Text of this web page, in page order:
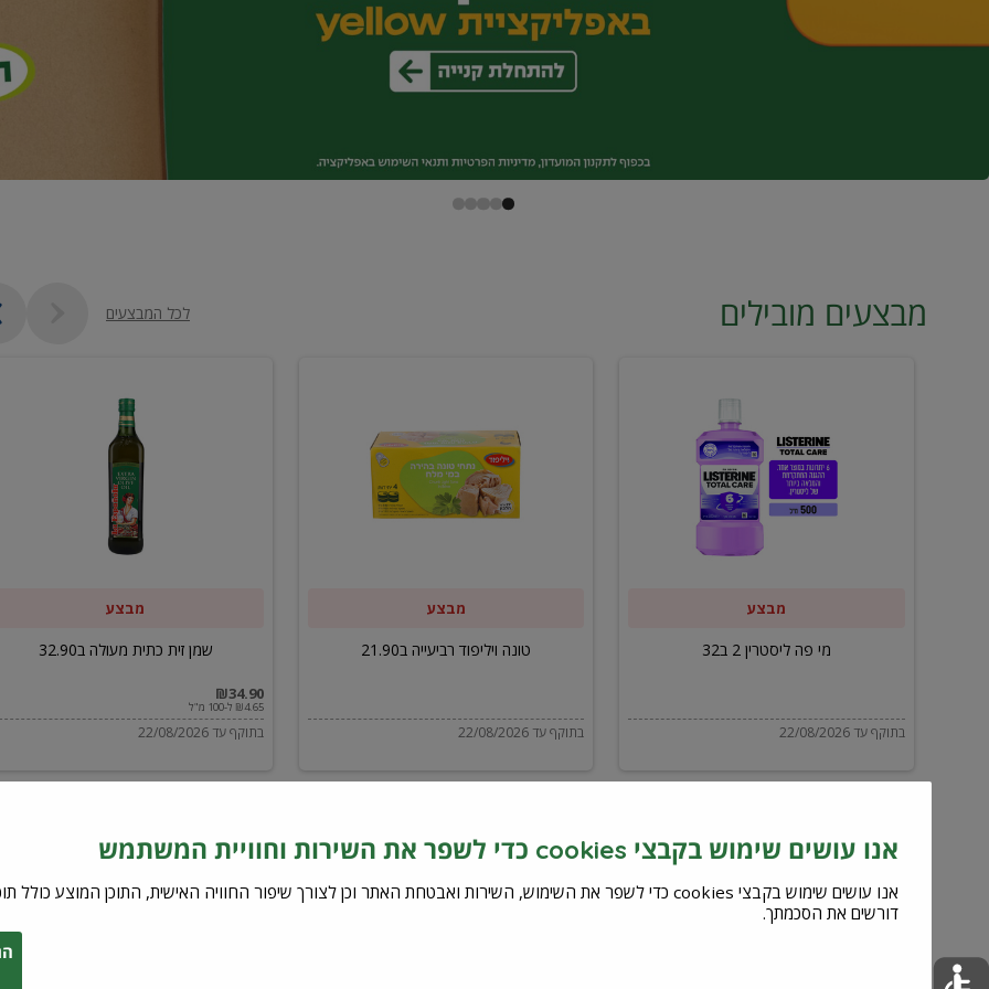
מבצעים מובילים לכל המבצעים
ליסטרין
מבצע
מי פה ליסטרין 2 ב32
בתוקף עד 22/08/2026
ויליפוד
רביעייה
מבצע
טונה ויליפוד רביעייה ב21.90
בתוקף עד 22/08/2026
מבצע
שמן זית כתית מעולה ב32.90
₪34.90
₪4.65 ל-100 מ"ל
בתוקף עד 22/08/2026
אנו עושים שימוש בקבצי cookies כדי לשפר את השירות וחוויית המשתמש
דורשים את הסכמתך.